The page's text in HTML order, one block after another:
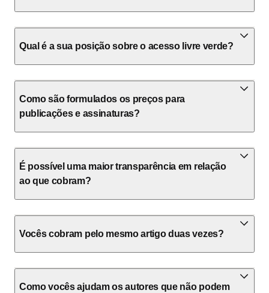
Qual é a sua posição sobre o acesso livre verde?
Como são formulados os preços para
publicações e assinaturas?
É possível uma maior transparência em relação
ao que cobram?
Vocês cobram pelo mesmo artigo duas vezes?
Como vocês ajudam os autores que não podem